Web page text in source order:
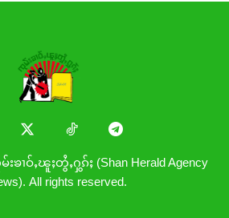
ၶၢဝ်ႇၽူႈတွႆႇႁွၵ်ႈ (Shan Herald Agency
All rights reserved.